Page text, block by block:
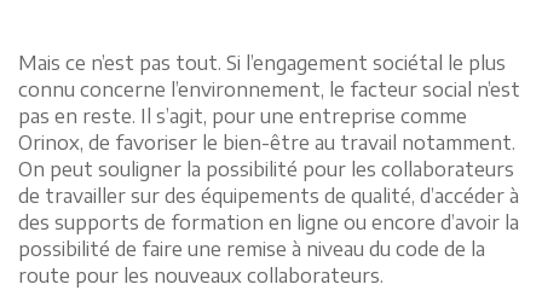
Mais ce n’est pas tout. Si l’engagement sociétal le plus
connu concerne l’environnement, le facteur social n’est
pas en reste. Il s’agit, pour une entreprise comme
Orinox, de favoriser le bien-être au travail notamment.
On peut souligner la possibilité pour les collaborateurs
de travailler sur des équipements de qualité, d’accéder à
des supports de formation en ligne ou encore d’avoir la
possibilité de faire une remise à niveau du code de la
route pour les nouveaux collaborateurs.